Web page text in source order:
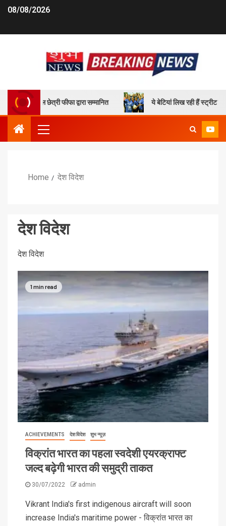
08/08/2026
सुनील छेत्री फीफा द्वारा सम्मानित ये बेटियां लिख रही हैं स्ट्रीट फुटबॉल
Home देश विदेश
देश विदेश
देश विदेश
1 min read
ACHIEVEMENTS देश विदेश शुभ न्यूज़
विक्रांत भारत का पहला स्वदेशी एयरक्राफ्ट
जल्द बढ़ेगी भारत की समुद्री ताकत
30/07/2022 admin
Vikrant India's first indigenous aircraft will soon
increase India's maritime power - विक्रांत भारत का